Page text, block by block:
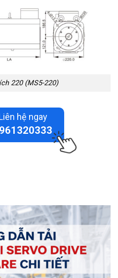
220 (MS5-220)
hệ ngay